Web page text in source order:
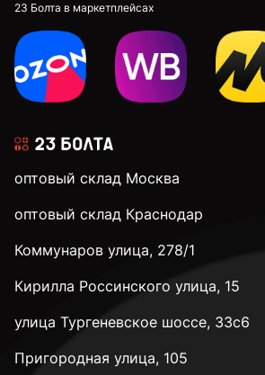
23 Болта в маркетплейсах
оптовый склад Москва
оптовый склад Краснодар
Коммунаров улица, 278/1
Кирилла Россинского улица, 15
улица Тургеневское шоссе, 33с6
Пригородная улица, 105